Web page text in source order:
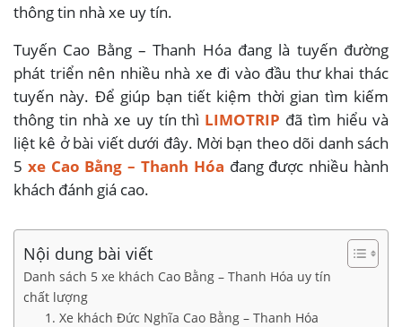
thông tin nhà xe uy tín.
Tuyến Cao Bằng – Thanh Hóa đang là tuyến đường
phát triển nên nhiều nhà xe đi vào đầu thư khai thác
tuyến này. Để giúp bạn tiết kiệm thời gian tìm kiếm
thông tin nhà xe uy tín thì LIMOTRIP đã tìm hiểu và
liệt kê ở bài viết dưới đây. Mời bạn theo dõi danh sách
5 xe Cao Bằng – Thanh Hóa đang được nhiều hành
khách đánh giá cao.
Nội dung bài viết
Danh sách 5 xe khách Cao Bằng – Thanh Hóa uy tín
chất lượng
1. Xe khách Đức Nghĩa Cao Bằng – Thanh Hóa